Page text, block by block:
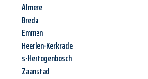
Almere
Breda
Emmen
Heerlen-Kerkrade
s-Hertogenbosch
Zaanstad